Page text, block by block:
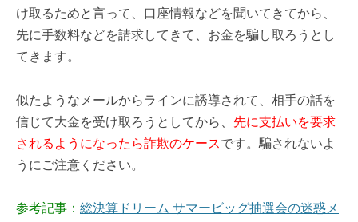
け取るためと言って、口座情報などを聞いてきてから、
先に手数料などを請求してきて、お金を騙し取ろうとし
てきます。
似たようなメールからラインに誘導されて、相手の話を
信じて大金を受け取ろうとしてから、 先に支払いを要求
されるようになったら詐欺のケースです。騙されないよ
うにご注意ください。
参考記事： 総決算ドリーム サマービッグ抽選会の迷惑メ